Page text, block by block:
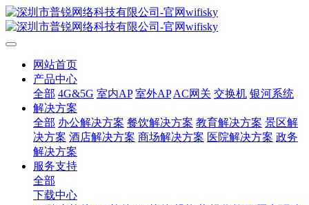
网站首页
产品中心
全部 4G&5G 室内AP 室外AP AC网关 交换机 银河系统
解决方案
全部 办公解决方案 餐饮解决方案 教育解决方案 景区解
决方案 酒店解决方案 商场解决方案 医院解决方案 政务
解决方案
服务支持
全部
下载中心